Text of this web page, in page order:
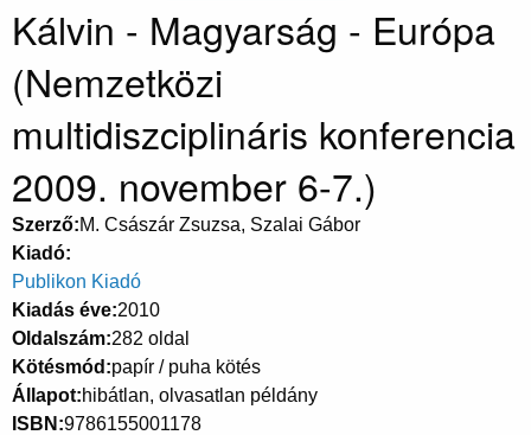
Kálvin - Magyarság - Európa
(Nemzetközi
multidiszciplináris konferencia
2009. november 6-7.)
Szerző M. Császár Zsuzsa, Szalai Gábor
Kiadó
Publikon Kiadó
Kiadás éve 2010
Oldalszám 282 oldal
Kötésmód papír / puha kötés
Állapot hibátlan, olvasatlan példány
ISBN 9786155001178